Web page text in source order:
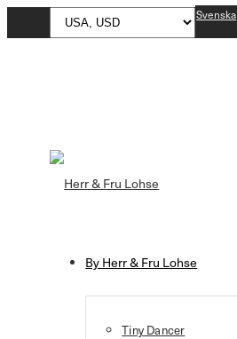
Svenska
By Herr & Fru Lohse
Tiny Dancer